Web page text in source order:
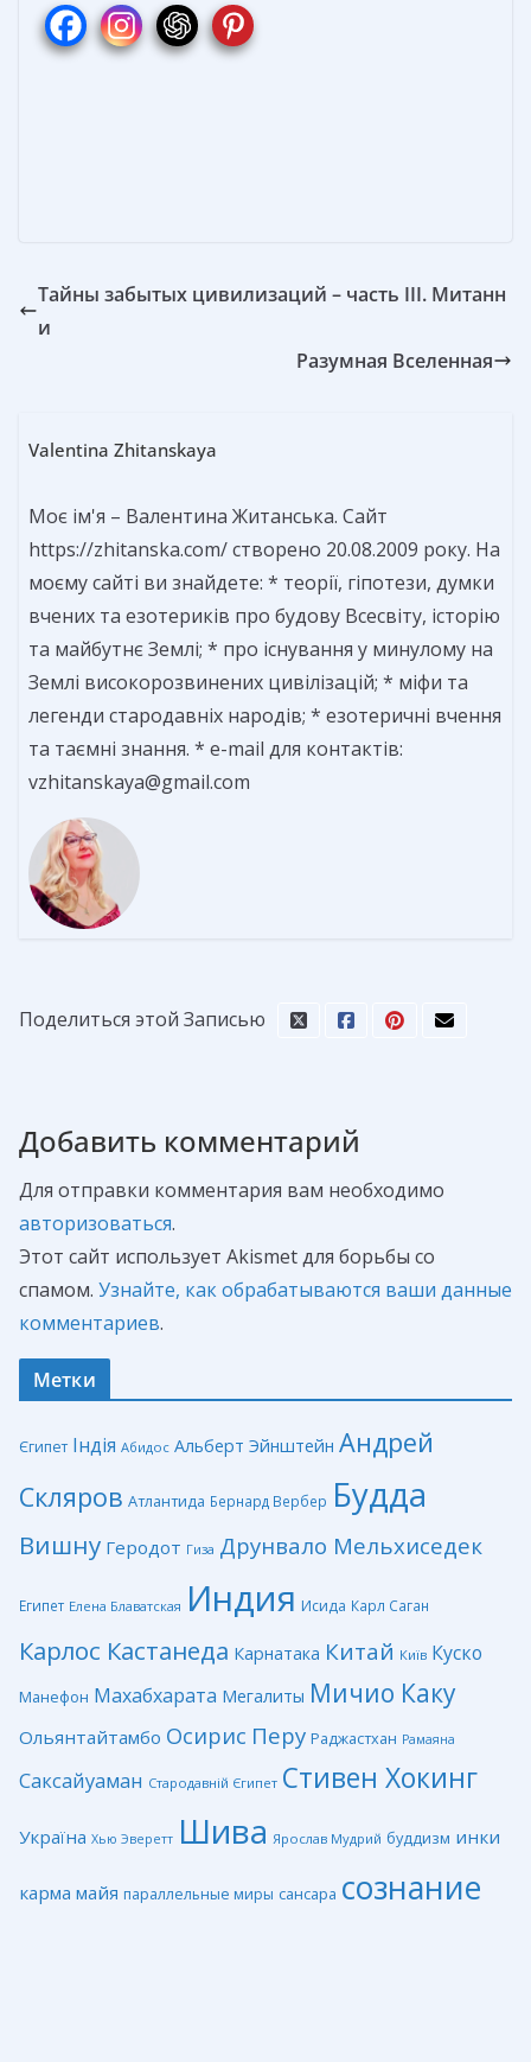
b
o
e
st
e
n
er
Тайны забытых цивилизаций – часть III. Митанн
и
Разумная Вселенная
Valentina Zhitanskaya
Моє ім'я – Валентина Житанська. Сайт
https://zhitanska.com/ створено 20.08.2009 року. На
моєму сайті ви знайдете: * теорії, гіпотези, думки
вчених та езотериків про будову Всесвіту, історію
та майбутнє Землі; * про існування у минулому на
Землі високорозвинених цивілізацій; * міфи та
легенди стародавніх народів; * езотеричні вчення
та таємні знання. * e-mail для контактів:
vzhitanskaya@gmail.com
Поделиться этой Записью
Добавить комментарий
Для отправки комментария вам необходимо
авторизоваться.
Этот сайт использует Akismet для борьбы со
спамом. Узнайте, как обрабатываются ваши данные
комментариев.
Метки
Єгипет Індія Абидос Альберт Эйнштейн Андрей
Скляров Атлантида Бернард Вербер Будда
Вишну Геродот Гиза Друнвало Мельхиседек
Египет Елена Блаватская Индия Исида Карл Саган
Карлос Кастанеда Карнатака Китай Київ Куско
Манефон Махабхарата Мегалиты Мичио Каку
Ольянтайтамбо Осирис Перу Раджастхан Рамаяна
Саксайуаман Стародавній Єгипет Стивен Хокинг
Україна Хью Эверетт Шива Ярослав Мудрий буддизм инки
карма майя параллельные миры сансара сознание